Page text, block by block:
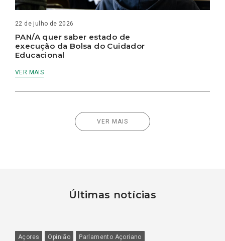
22 de julho de 2026
PAN/A quer saber estado de
execução da Bolsa do Cuidador
Educacional
VER MAIS
VER MAIS
Últimas notícias
Açores Opinião Parlamento Açoriano